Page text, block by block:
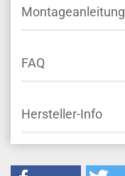
Montageanleitung
FAQ
Hersteller-Info